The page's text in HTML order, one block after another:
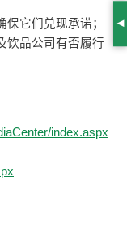
它们兑现承诺；
饮品公司有否履行
index.aspx